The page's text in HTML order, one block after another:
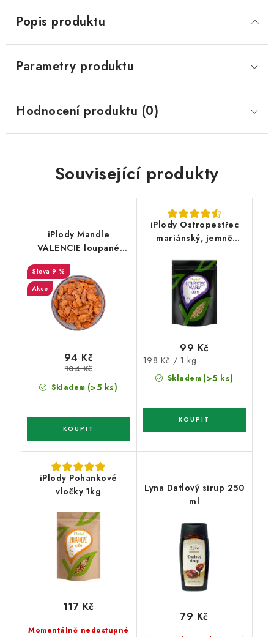
Popis produktu
Parametry produktu
Hodnocení produktu (0)
Související produkty
iPlody Mandle
VALENCIE loupané
pražené solené s chilli
150 g
9 %
Akce
Skladem (>5 ks)
94 Kč
104 Kč
iPlody Ostropestřec
mariánský, jemně
Skladem (>5 ks)
99 Kč
Měrná
cena:
198 Kč / 1 kg
iPlody Pohankové
vločky 1kg
Momentálně nedostupné
117 Kč
Lyna Datlový sirup 250
ml
79 Kč